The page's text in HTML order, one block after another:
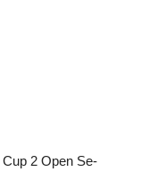
2 Open Se-